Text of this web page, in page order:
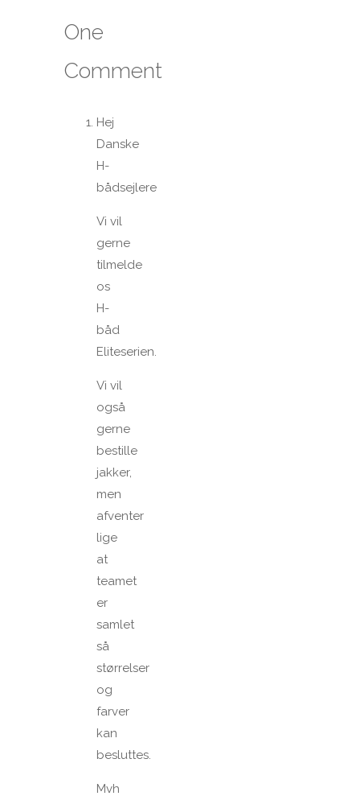
One
Comment
Hej
Danske
H-
bådsejlere
Vi vil
gerne
tilmelde
os
H-
båd
Eliteserien.
Vi vil
også
gerne
bestille
jakker,
men
afventer
lige
at
teamet
er
samlet
så
størrelser
og
farver
kan
besluttes.
Mvh